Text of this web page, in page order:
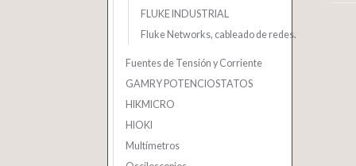
FLUKE INDUSTRIAL
Fluke Networks, cableado de redes.
Fuentes de Tensión y Corriente
GAMRY POTENCIOSTATOS
HIKMICRO
HIOKI
Multímetros